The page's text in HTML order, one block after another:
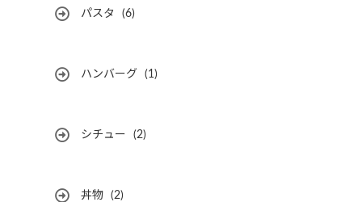
パスタ (6)
ハンバーグ (1)
シチュー (2)
丼物 (2)